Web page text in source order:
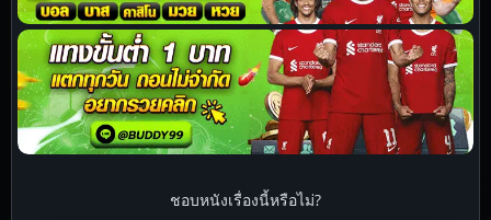
ชอบหนังเรื่องนี้หรือไม่?